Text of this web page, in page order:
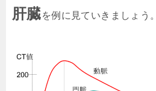
肝臓を例に見ていきましょう。